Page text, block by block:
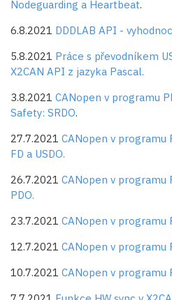
Nodeguarding a Heartbeat.
6.8.2021 DDDLAB API -
5.8.2021 Práce s převodníkem
X2CAN API z jazyka Pascal.
3.8.2021 CANopen v programu
Safety: SRDO.
27.7.2021 CANopen v programu
FD a USDO.
26.7.2021 CANopen v programu
PDO.
23.7.2021 CANopen v programu
12.7.2021 CANopen v programu
10.7.2021 CANopen v programu